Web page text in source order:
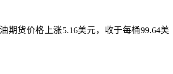
期货价格上涨5.16美元，收于每桶99.64美